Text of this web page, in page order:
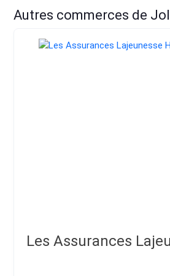
Autres commerces de
Les Assurances